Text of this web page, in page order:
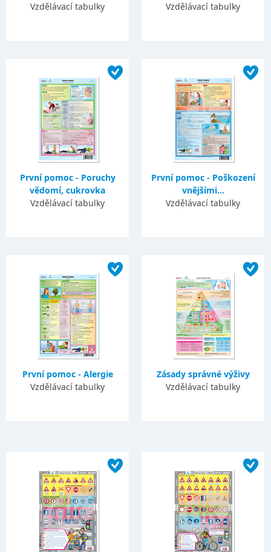
Vzdělávací tabulky
Vzdělávací tabulky
První pomoc - Poruchy
vědomí, cukrovka
Vzdělávací tabulky
První pomoc - Poškození
vnějšími...
Vzdělávací tabulky
První pomoc - Alergie
Vzdělávací tabulky
Zásady správné výživy
Vzdělávací tabulky